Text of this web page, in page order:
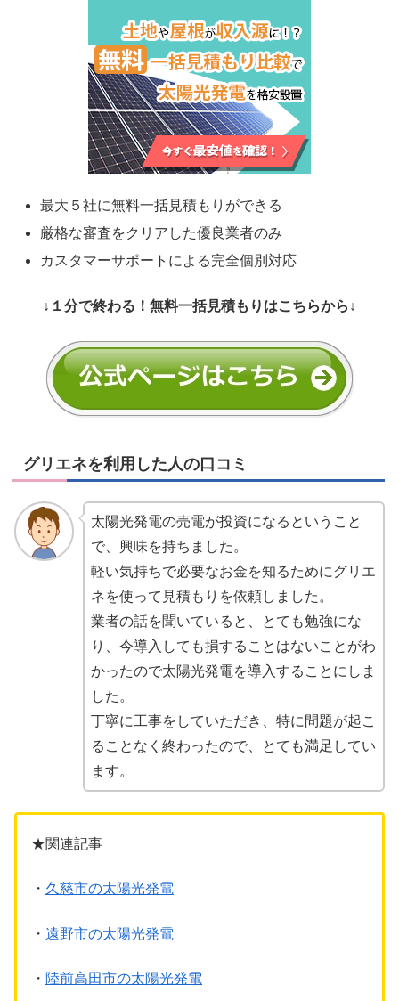
最大５社に無料一括見積もりができる
厳格な審査をクリアした優良業者のみ
カスタマーサポートによる完全個別対応
↓１分で終わる！無料一括見積もりはこちらから↓
グリエネを利用した人の口コミ
太陽光発電の売電が投資になるということ
で、興味を持ちました。
軽い気持ちで必要なお金を知るためにグリエ
ネを使って見積もりを依頼しました。
業者の話を聞いていると、とても勉強にな
り、今導入しても損することはないことがわ
かったので太陽光発電を導入することにしま
した。
丁寧に工事をしていただき、特に問題が起こ
ることなく終わったので、とても満足してい
ます。
★関連記事
・ 久慈市の太陽光発電
・ 遠野市の太陽光発電
・ 陸前高田市の太陽光発電